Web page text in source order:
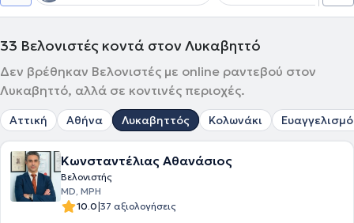
33 Βελονιστές κοντά στον Λυκαβηττό
Δεν βρέθηκαν Βελονιστές με online ραντεβού στον
Λυκαβηττό, αλλά σε κοντινές περιοχές.
Αττική Αθήνα Λυκαβηττός Κολωνάκι
Κωνσταντέλιας Αθανάσιος
Βελονιστής
MD, MPH
10.0|37 αξιολογήσεις